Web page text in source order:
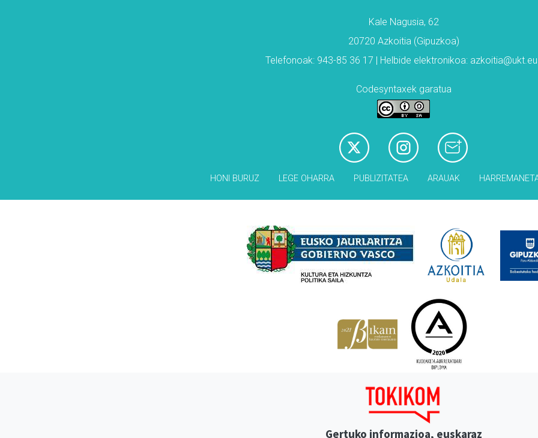
Kale Nagusia, 62
20720 Azkoitia (Gipuzkoa)
Telefonoak: 943-85 36 17 | Helbide elektronikoa:
Codesyntaxek garatua
HONI BURUZ LEGE OHARRA PUBLIZITATEA ARAUAK
Gertuko informazioa, euskaraz